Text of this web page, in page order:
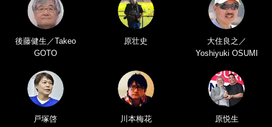
後藤健生／Takeo
GOTO
原壮史
大住良之／
Yoshiyuki OSUMI
戸塚啓 川本梅花 原悦生